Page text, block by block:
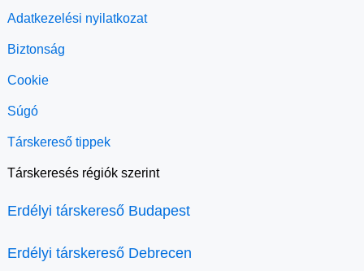
Adatkezelési nyilatkozat
Biztonság
Cookie
Súgó
Társkereső tippek
Társkeresés régiók szerint
Erdélyi társkereső Budapest
Erdélyi társkereső Debrecen